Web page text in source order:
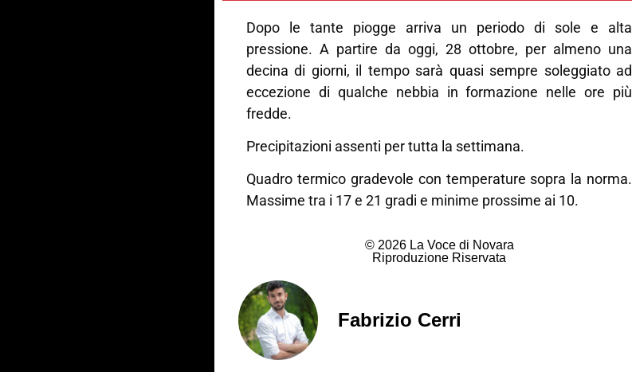
Dopo le tante piogge arriva un periodo di sole e alta
pressione. A partire da oggi, 28 ottobre, per almeno una
decina di giorni, il tempo sarà quasi sempre soleggiato ad
eccezione di qualche nebbia in formazione nelle ore più
fredde.
Precipitazioni assenti per tutta la settimana.
Quadro termico gradevole con temperature sopra la norma.
Massime tra i 17 e 21 gradi e minime prossime ai 10.
© 2026 La Voce di Novara
Riproduzione Riservata
Fabrizio Cerri